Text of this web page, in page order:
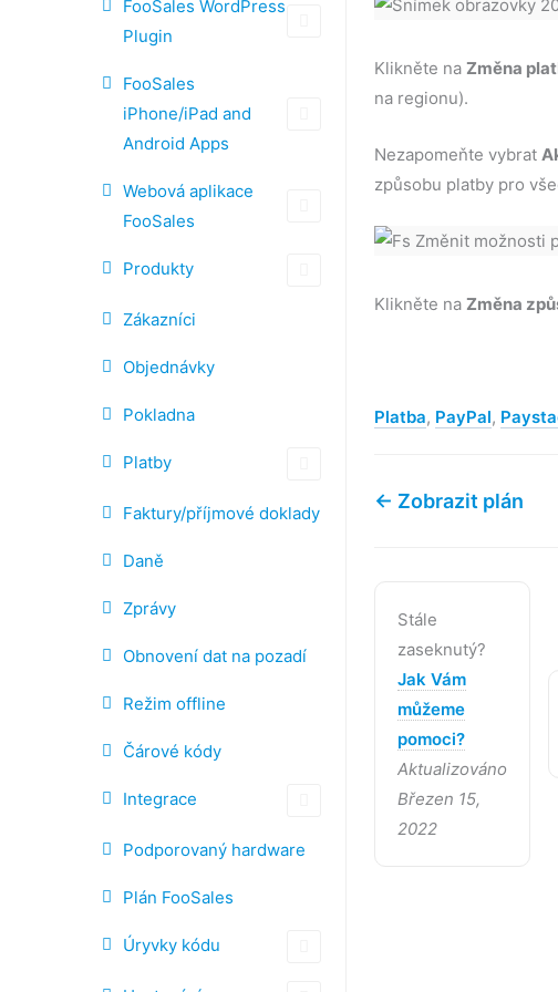
FooSales WordPress
Plugin
FooSales
iPhone/iPad and
Android Apps
Webová aplikace
FooSales
Produkty
Zákazníci
Objednávky
Pokladna
Platby
Faktury/příjmové doklady
Daně
Zprávy
Obnovení dat na pozadí
Režim offline
Čárové kódy
Integrace
Podporovaný hardware
Plán FooSales
Úryvky kódu
Klikněte na Změna
na regionu).
Nezapomeňte vybrat
způsobu platby pro
Klikněte na Změna
Platba, PayPal,
← Zobrazit plán
Stále
zaseknutý?
Jak Vám
můžeme
pomoci?
Aktualizováno
Březen 15,
2022